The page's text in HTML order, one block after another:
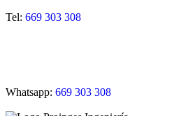
Tel: 669 303 308
Whatsapp: 669 303 308